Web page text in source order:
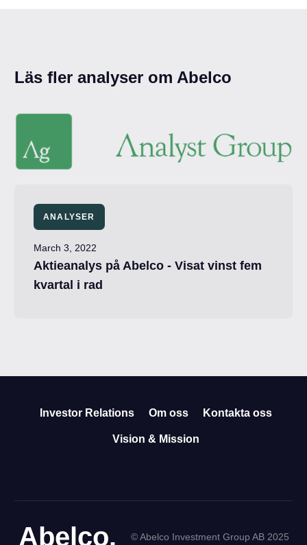
Läs fler analyser om Abelco
ANALYSER
March 3, 2022
Aktieanalys på Abelco - Visat vinst fem
kvartal i rad
Investor Relations Om oss Kontakta oss
Vision & Mission
Abelco. © Abelco Investment Group AB 2025